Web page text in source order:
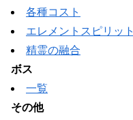
各種コスト
エレメントスピリット
精霊の融合
ボス
一覧
その他